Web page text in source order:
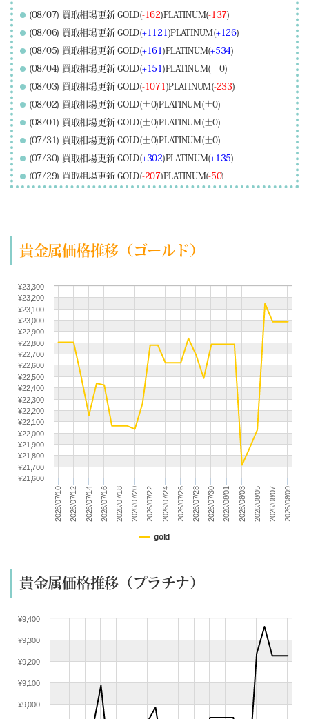
(08/07) 買取相場更新 GOLD(-162)PLATINUM(-137)
(08/06) 買取相場更新 GOLD(+1121 )PLATINUM(+126)
(08/05) 買取相場更新 GOLD(+161 )PLATINUM(+534)
(08/04) 買取相場更新 GOLD(+151 )PLATINUM(±0)
(08/03) 買取相場更新 GOLD(-1071 )PLATINUM(-233)
(08/02) 買取相場更新 GOLD(±0)PLATINUM(±0)
(08/01) 買取相場更新 GOLD(±0)PLATINUM(±0)
(07/31) 買取相場更新 GOLD(±0)PLATINUM(±0)
(07/30) 買取相場更新 GOLD(+302)PLATINUM(+135)
(07/29) 買取相場更新 GOLD(-207)PLATINUM(-50)
(07/25) 買取相場更新 GOLD(±0)PLATINUM(±0)
(07/23) 買取相場更新 GOLD(±0)PLATINUM(+66)
(07/22) 買取相場更新 GOLD(
(07/21) 買取相場更新 GOLD(+227)PLATINUM(+63)
(07/20) 買取相場更新 GOLD(
)PLATINUM(
(07/19) 買取相場更新 GOLD(±0)PLATINUM(±0)
(07/18) 買取相場更新 GOLD(±0)PLATINUM(±0)
(07/17) 買取相場更新 GOLD( -362
(07/16) 買取相場更新 GOLD(-15)PLATINUM(+191)
(07/15) 買取相場更新 GOLD(
(07/14) 買取相場更新 GOLD(-338)PLATINUM(-115)
(07/13) 買取相場更新 GOLD(
(07/12) 買取相場更新 GOLD(±0)PLATINUM(±0)
(07/11) 買取相場更新 GOLD(±0)PLATINUM(±0)
(07/10) 買取相場更新 GOLD(
+225 )PLATINUM(+113
(07/09) 買取相場更新 GOLD(-173)PLATINUM(
(07/06) 買取相場更新 GOLD(+256 )PLATINUM(
(07/04) 買取相場更新 GOLD(±0)PLATINUM(±0)
(07/03) 買取相場更新 GOLD(+367)PLATINUM(+233)
(07/02) 買取相場更新 GOLD(+209)PLATINUM(+70)
(06/30) 買取相場更新 GOLD(
(06/29) 買取相場更新 GOLD(
+175
貴金属価格推移（ゴールド）
gold
2026/07/10 2026/07/12 2026/07/14 2026/07/16 2026/07/18 2026/07/20 2026/07/22 2026/07/24 2026/07/26 2026/07/28 2026/07/30 2026/08/01 2026/08/03 2026/08/05 2026/08/07 2026/08/09
¥21,600
¥21,700
¥21,800
¥21,900
¥22,000
¥22,100
¥22,200
¥22,300
¥22,400
¥22,500
¥22,600
¥22,700
¥22,800
¥22,900
¥23,000
¥23,100
¥23,200
¥23,300
貴金属価格推移（プラチナ）
¥9,000
¥9,100
¥9,200
¥9,300
¥9,400